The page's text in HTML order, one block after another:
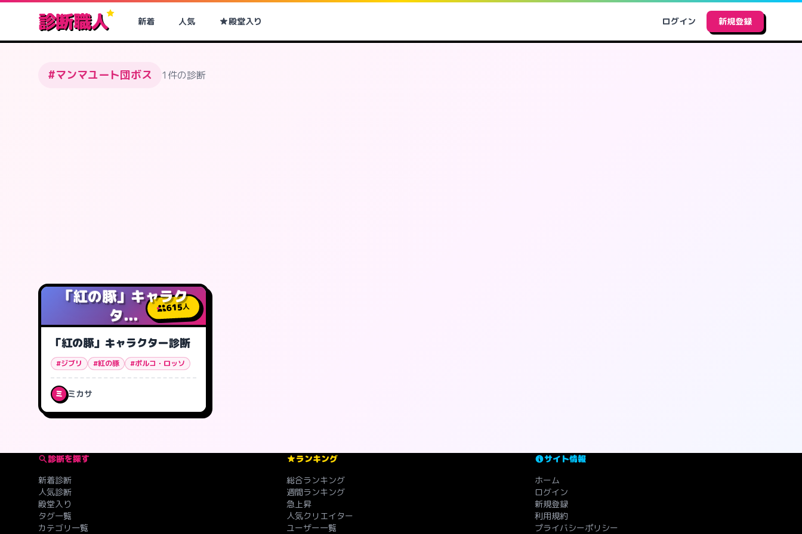
診断職人 新着 人気 殿堂入り ログイン 新規登録
#マンマユート団ボス 1件の診断
「紅の豚」キャラク
タ...
615人
「紅の豚」キャラクター診断
#ジブリ #紅の豚 #ポルコ・ロッソ
ミ ミカサ
診断を探す
新着診断
人気診断
殿堂入り
タグ一覧
カテゴリ一覧
ランキング
総合ランキング
週間ランキング
急上昇
人気クリエイター
ユーザー一覧
サイト情報
ホーム
ログイン
新規登録
利用規約
プライバシーポリシー